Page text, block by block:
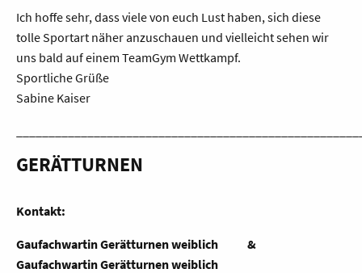
Ich hoffe sehr, dass viele von euch Lust haben, sich diese
tolle Sportart näher anzuschauen und vielleicht sehen wir
uns bald auf einem TeamGym Wettkampf.
Sportliche Grüße
Sabine Kaiser
GERÄTTURNEN
Kontakt:
Gaufachwartin Gerätturnen weiblich &
Gaufachwartin Gerätturnen weiblich